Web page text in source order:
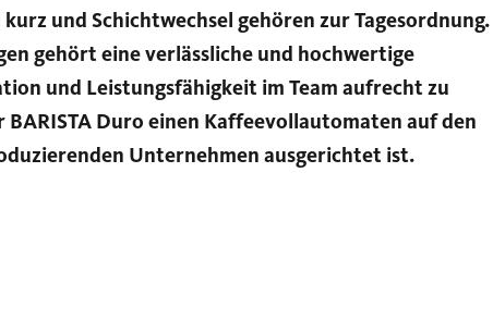
und Schichtwechsel gehören zur Tagesordnung.
gehört eine verlässliche und hochwertige
und Leistungsfähigkeit im Team aufrecht zu
Duro einen Kaffeevollautomaten auf den
Unternehmen ausgerichtet ist.